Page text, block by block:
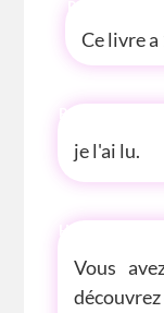
P'TITE
Ce livre
P'TITE
je l'ai lu.
HISTOIRE
Vous